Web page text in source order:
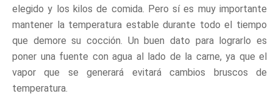
elegido y los kilos de comida. Pero sí es muy importante
mantener la temperatura estable durante todo el tiempo
que demore su cocción. Un buen dato para lograrlo es
poner una fuente con agua al lado de la carne, ya que el
vapor que se generará evitará cambios bruscos de
temperatura.